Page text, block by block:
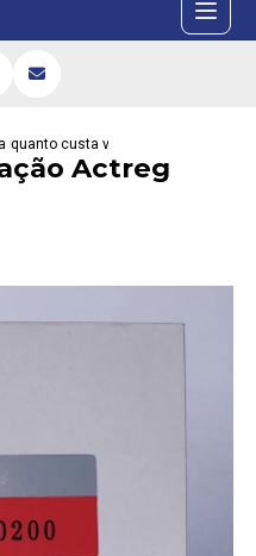
n
quanto custa vedacao actreg
Actreg